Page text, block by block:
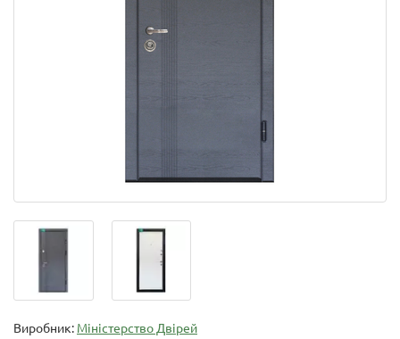
Виробник: Міністерство Двірей